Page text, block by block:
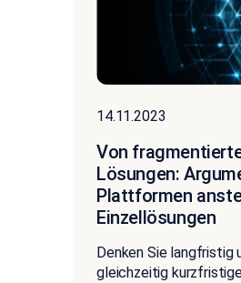
14.11.2023
Von
Lösungen:
Plattformen
Einzellösungen
Denken Sie langfristig
gleichzeitig